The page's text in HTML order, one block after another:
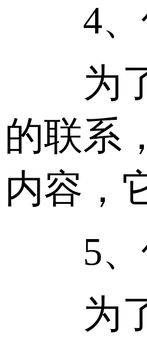
4、使
为了
的联系
内容，
5、
为了